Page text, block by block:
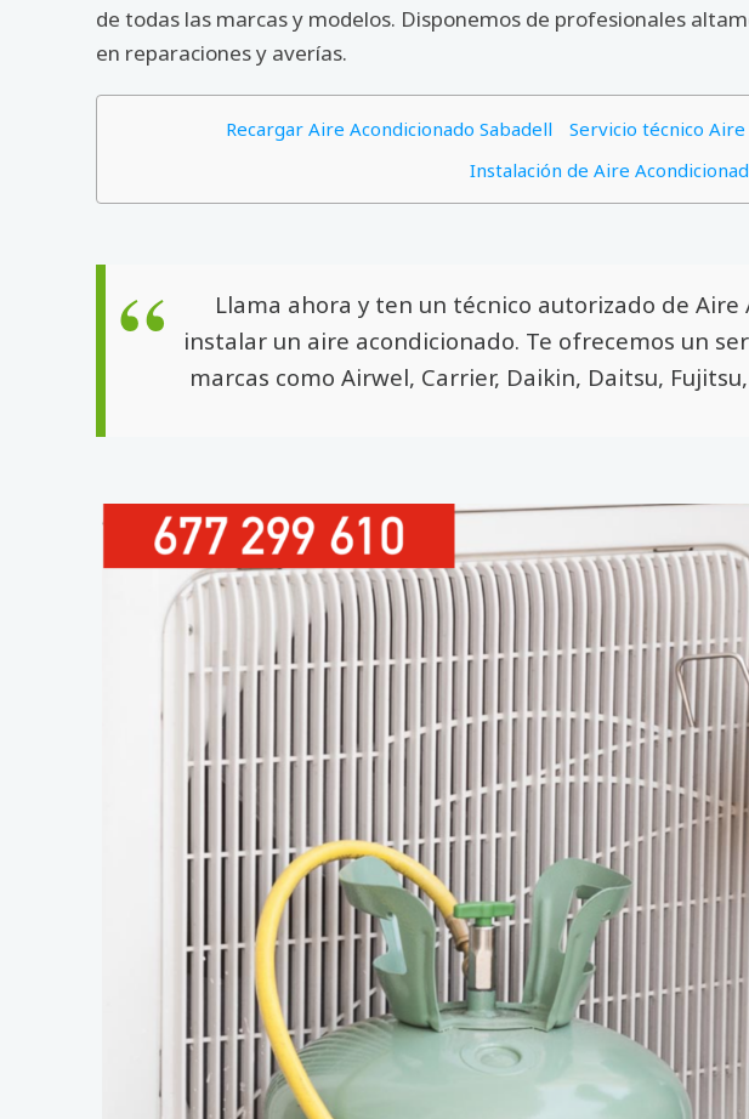
de todas las marcas y modelos. Disponemos de profesionales
en reparaciones y averías.
Recargar Aire Acondicionado Sabadell Servicio técnico
Instalación de Aire
Llama ahora y ten un técnico autorizado de
instalar un aire acondicionado. Te ofrecemos un
marcas como Airwel, Carrier, Daikin, Daitsu,